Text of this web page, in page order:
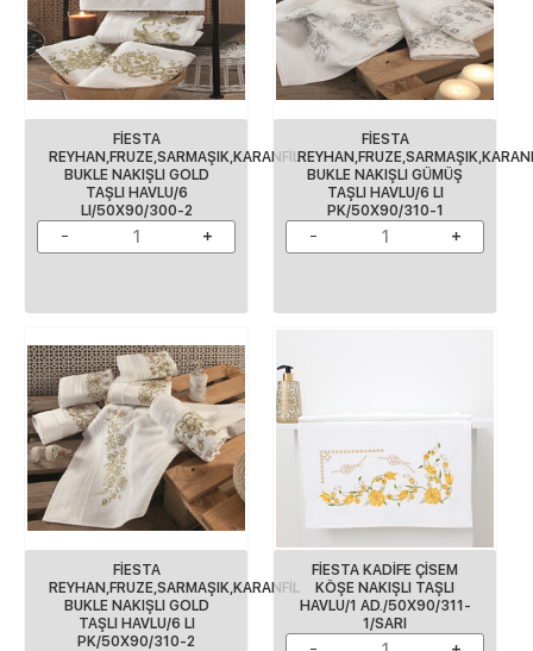
FİESTA
REYHAN,FRUZE,SARMAŞIK,KARANFİL
BUKLE NAKIŞLI GOLD
TAŞLI HAVLU/6
LI/50X90/300-2
FİESTA
BUKLE NAKIŞLI GÜMÜŞ
TAŞLI HAVLU/6 LI
PK/50X90/310-1
FİESTA
REYHAN,FRUZE,SARMAŞIK,KARANFİL
BUKLE NAKIŞLI GOLD
TAŞLI HAVLU/6 LI
PK/50X90/310-2
FİESTA KADİFE ÇİSEM
KÖŞE NAKIŞLI TAŞLI
HAVLU/1 AD./50X90/311-
1/SARI